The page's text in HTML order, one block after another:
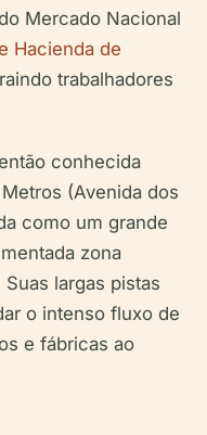
Mercado Nacional
Hacienda de
trabalhadores
conhecida
(Avenida dos
como um grande
zona
largas pistas
o intenso fluxo de
e fábricas ao